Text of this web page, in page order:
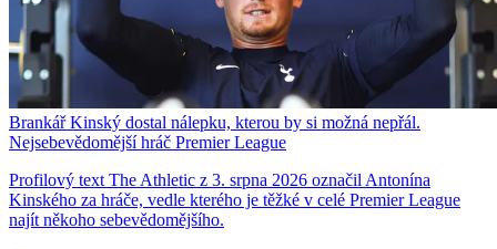
Brankář Kinský dostal nálepku, kterou by si možná nepřál.
Nejsebevědomější hráč Premier League
Profilový text The Athletic z 3. srpna 2026 označil Antonína
Kinského za hráče, vedle kterého je těžké v celé Premier League
najít někoho sebevědomějšího.